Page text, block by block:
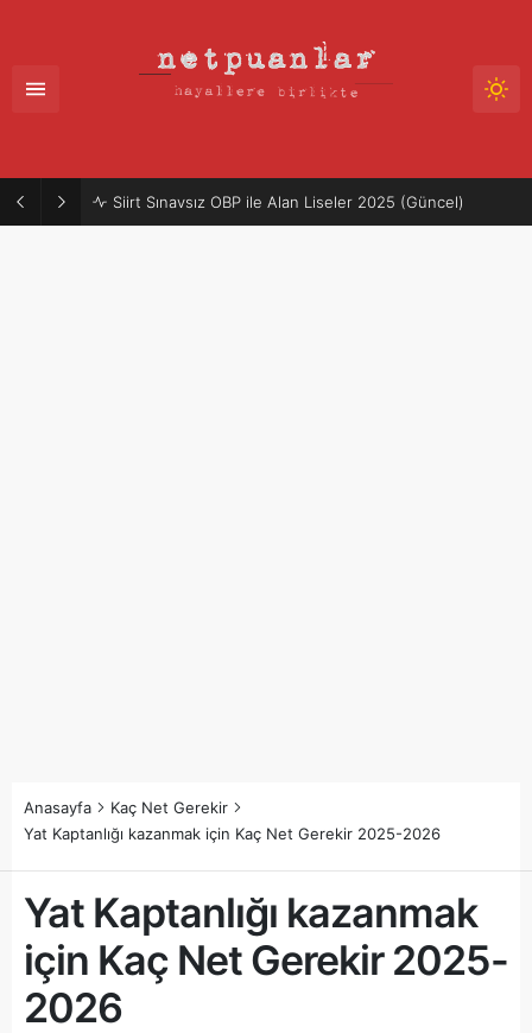
Siirt Sınavsız OBP ile Alan Liseler 2025 (Güncel)
Anasayfa
Kaç Net Gerekir
Yat Kaptanlığı kazanmak için Kaç Net Gerekir 2025-2026
Yat Kaptanlığı kazanmak
için Kaç Net Gerekir 2025-
2026